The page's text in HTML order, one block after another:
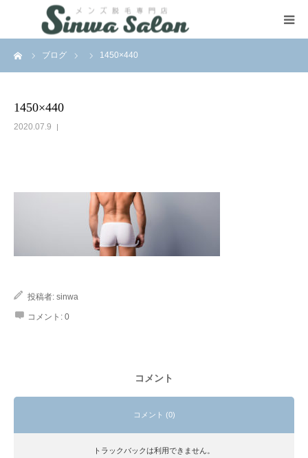
ブログ 1450×440
1450×440
2020.07.9
投稿者: sinwa
コメント: 0
コメント
コメント (0)
トラックバックは利用できません。
HOME